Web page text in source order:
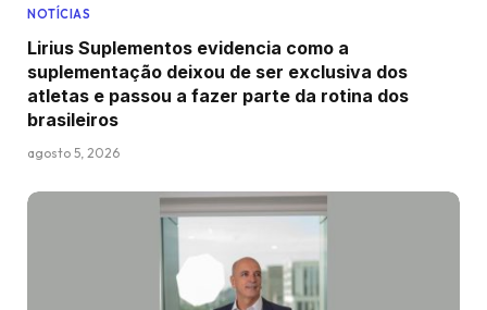
NOTÍCIAS
Lirius Suplementos evidencia como a
suplementação deixou de ser exclusiva dos
atletas e passou a fazer parte da rotina dos
brasileiros
agosto 5, 2026